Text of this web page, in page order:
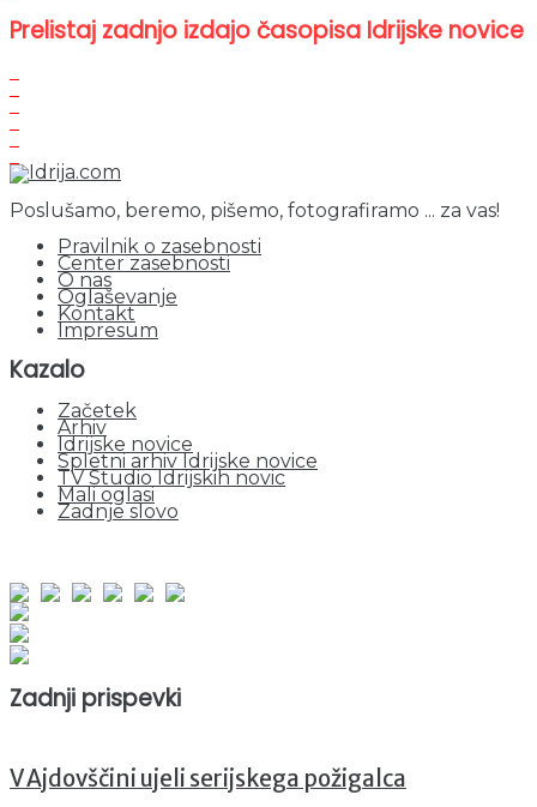
Prelistaj zadnjo izdajo časopisa Idrijske novice
Poslušamo, beremo, pišemo, fotografiramo ... za vas!
Pravilnik o zasebnosti
Center zasebnosti
O nas
Oglaševanje
Kontakt
Impresum
Kazalo
Začetek
Arhiv
Idrijske novice
Spletni arhiv Idrijske novice
TV Studio Idrijskih novic
Mali oglasi
Zadnje slovo
Zadnji prispevki
V Ajdovščini ujeli serijskega požigalca